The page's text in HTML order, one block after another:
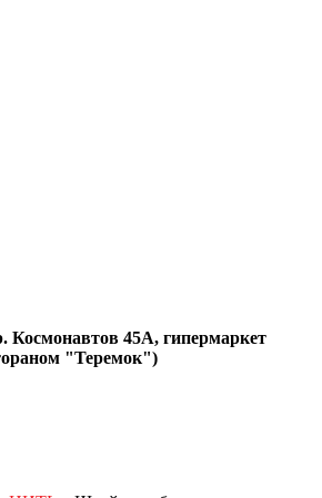
Космонавтов 45А, гипермаркет
"Теремок")